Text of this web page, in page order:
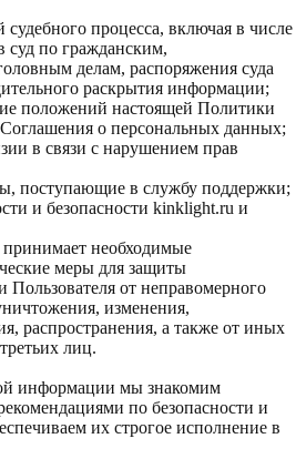
процесса, включая в числе
суд по гражданским,
делам, распоряжения суда
раскрытия информации;
положений настоящей Политики
о персональных данных;
в связи с нарушением прав
поступающие в службу поддержки;
и безопасности kinklight.ru и
необходимые
меры для защиты
от неправомерного
изменения,
распространения, а также от иных
лиц.
информации мы знакомим
по безопасности и
их строгое исполнение в